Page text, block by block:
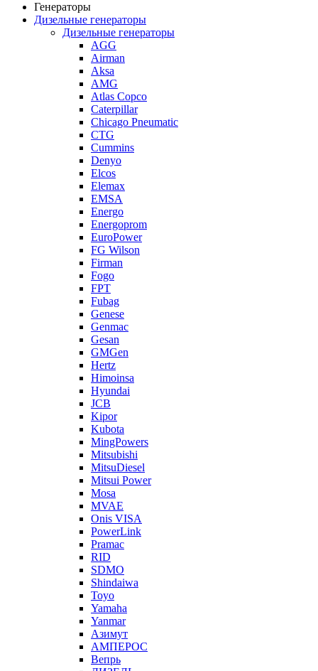
Генераторы
Дизельные генераторы
Дизельные генераторы
AGG
Airman
Aksa
AMG
Atlas Copco
Caterpillar
Chicago Pneumatic
CTG
Cummins
Denyo
Elcos
Elemax
EMSA
Energo
Energoprom
EuroPower
FG Wilson
Firman
Fogo
FPT
Fubag
Genese
Genmac
Gesan
GMGen
Hertz
Himoinsa
Hyundai
JCB
Kipor
Kubota
MingPowers
Mitsubishi
MitsuDiesel
Mitsui Power
Mosa
MVAE
Onis VISA
PowerLink
Pramac
RID
SDMO
Shindaiwa
Toyo
Yamaha
Yanmar
Азимут
АМПЕРОС
Вепрь